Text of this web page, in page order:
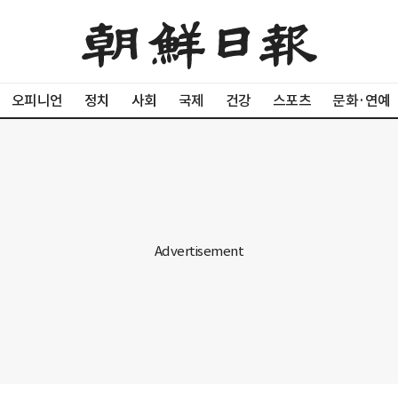
오피니언 정치 사회 국제 건강 스포츠 문화·연예